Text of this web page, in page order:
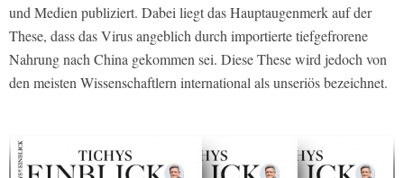
und Medien publiziert. Dabei liegt das Hauptaugenmerk auf der
These, dass das Virus angeblich durch importierte tiefgefrorene
Nahrung nach China gekommen sei. Diese These wird jedoch von
den meisten Wissenschaftlern international als unseriös bezeichnet.